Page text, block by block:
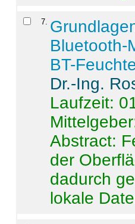
7
Bluetooth-
BT-
Dr.-Ing.
Laufzeit:
Abstract:
der
dadurch
lokale